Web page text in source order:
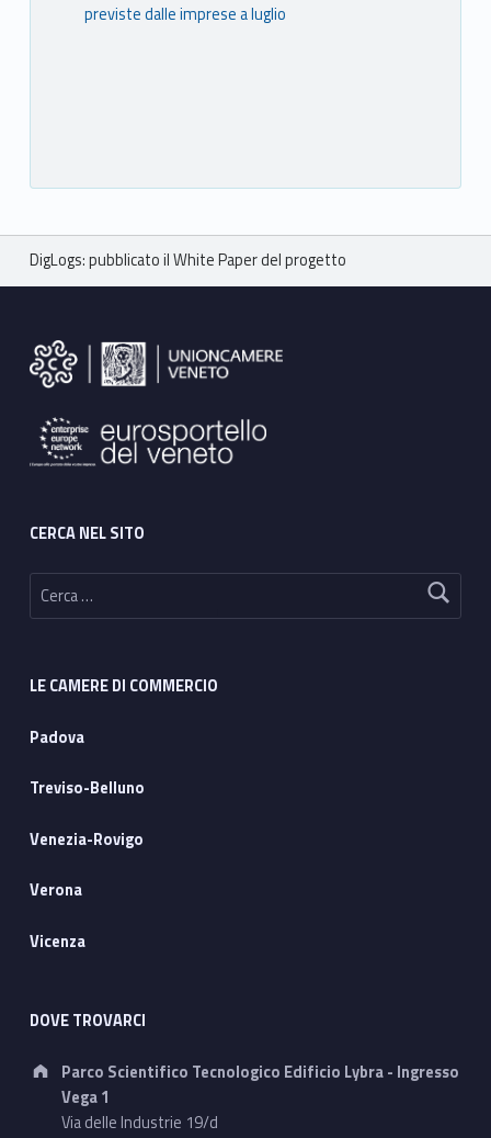
previste dalle imprese a luglio
Breadcrumbs navigation
DigLogs: pubblicato il White Paper del progetto
CERCA NEL SITO
Ricerca per:
LE CAMERE DI COMMERCIO
Padova
Treviso-Belluno
Venezia-Rovigo
Verona
Vicenza
DOVE TROVARCI
Address:
Parco Scientifico Tecnologico Edificio Lybra - Ingresso
Vega 1
Via delle Industrie 19/d